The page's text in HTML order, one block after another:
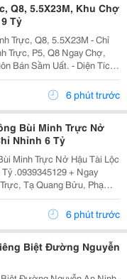
Q8, 5.5X23M, Khu Chợ
Tỷ
Trực, Q8, 5.5X23M - Chỉ
Uất. - Diện Tích:
Mát. Kết Cấu: 1 Trệt 1
Rộng,...
6 phút trước
Bùi Minh Trực Nở
Nhỉnh 6 Tỷ
Minh Trực Nở Hậu Tài Lộc
+ Ngay
Tạ Quang Bửu, Phạm
Bến Xe Q8......6 phút trước
Biệt Đường Nguyễn